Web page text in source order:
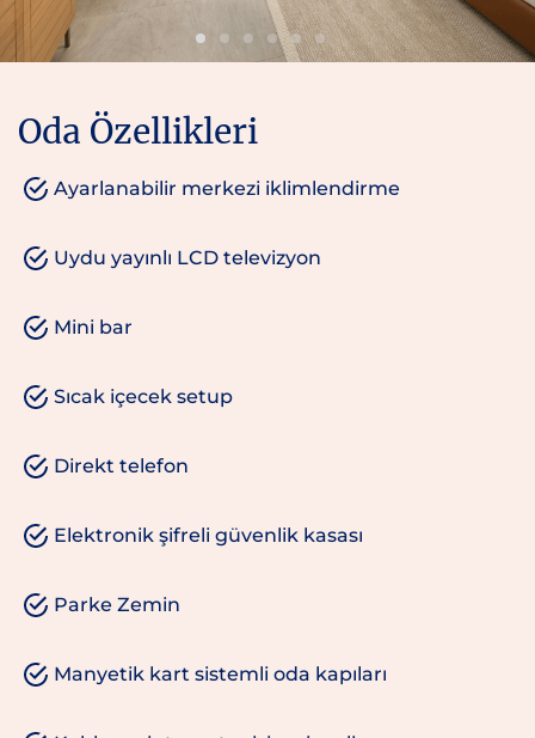
Oda Özellikleri
Ayarlanabilir merkezi iklimlendirme
Uydu yayınlı LCD televizyon
Mini bar
Sıcak içecek setup
Direkt telefon
Elektronik şifreli güvenlik kasası
Parke Zemin
Manyetik kart sistemli oda kapıları